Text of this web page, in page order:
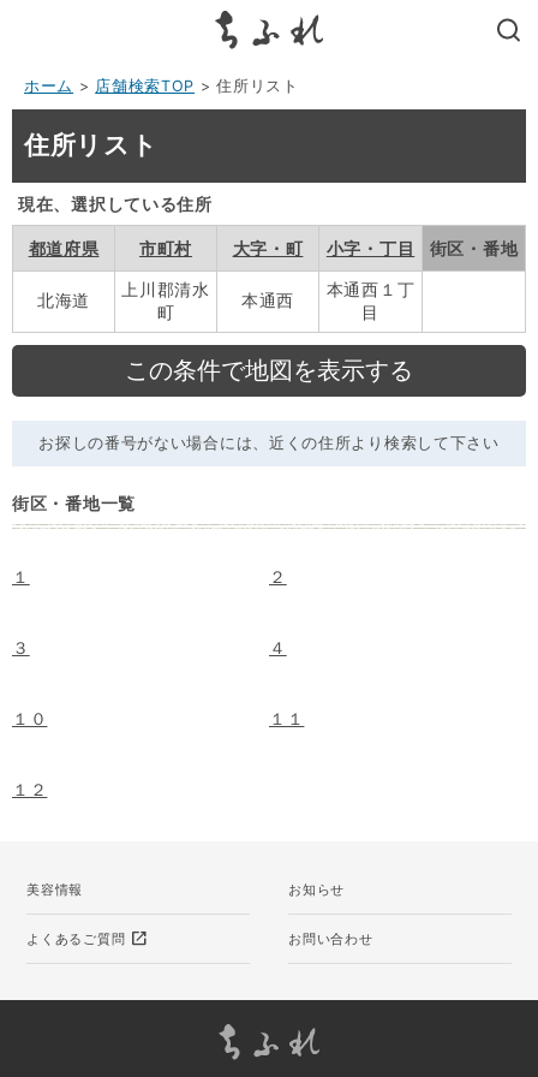
ホーム > 店舗検索TOP > 住所リスト
住所リスト
現在、選択している住所
都道府県 市町村 大字・町 小字・丁目 街区・番地
北海道
上川郡清水
町
本通西
本通西１丁
目
お探しの番号がない場合には、近くの住所より検索して下さい
街区・番地一覧
１ ２
３ ４
１０ １１
１２
美容情報 お知らせ
よくあるご質問 open_in_new お問い合わせ